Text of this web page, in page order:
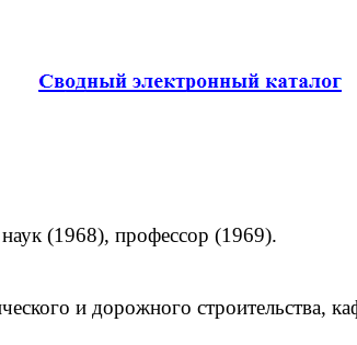
(1968), профессор (1969).
и дорожного строительства,